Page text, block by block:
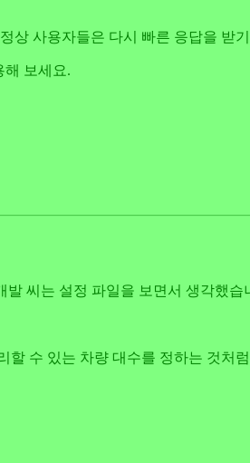
상 사용자들은 다시 빠른 응답을 받
해 보세요.
발 씨는 설정 파일을 보면서 생각했습
할 수 있는 차량 대수를 정하는 것처